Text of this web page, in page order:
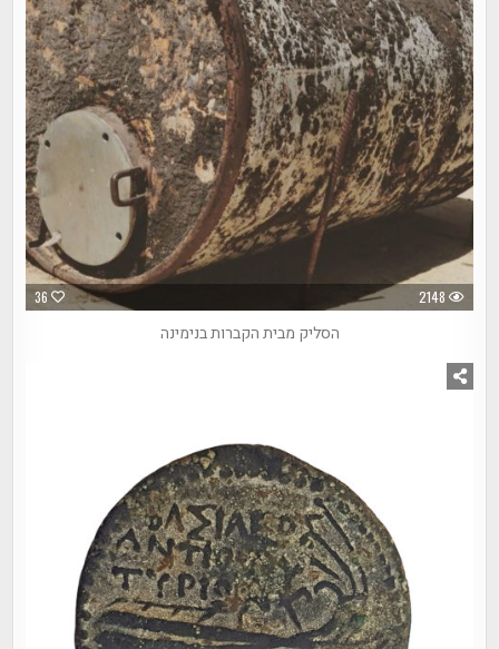
36 2148
הסליק מבית הקברות בנימינה